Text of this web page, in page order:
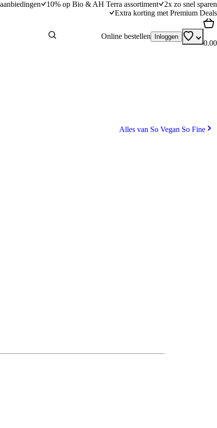
10% op Bio & AH Terra assortiment
2x zo snel sparen
Extra korting met Premium Deals
Online bestellen Inloggen
0.00
Alles van So Vegan So Fine